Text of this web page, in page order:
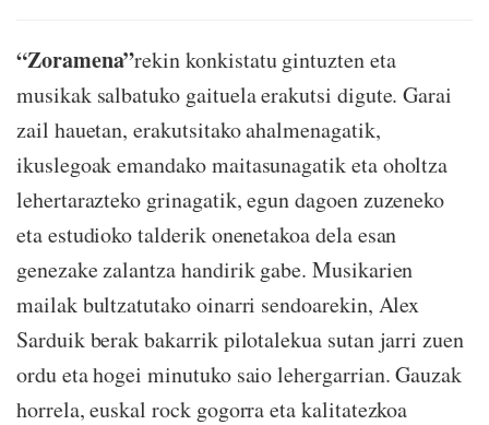
“Zoramena”rekin konkistatu gintuzten eta
musikak salbatuko gaituela erakutsi digute. Garai
zail hauetan, erakutsitako ahalmenagatik,
ikuslegoak emandako maitasunagatik eta oholtza
lehertarazteko grinagatik, egun dagoen zuzeneko
eta estudioko talderik onenetakoa dela esan
genezake zalantza handirik gabe. Musikarien
mailak bultzatutako oinarri sendoarekin, Alex
Sarduik berak bakarrik pilotalekua sutan jarri zuen
ordu eta hogei minutuko saio lehergarrian. Gauzak
horrela, euskal rock gogorra eta kalitatezkoa